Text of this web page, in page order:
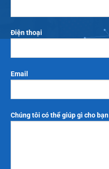
Điện thoại
Email
Chúng tôi có thể giúp gì cho bạn